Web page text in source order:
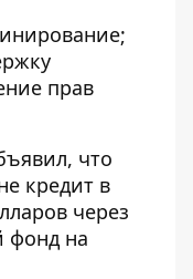
прав
что
кредит в
через
фонд на